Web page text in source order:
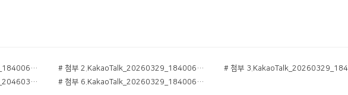
# 첨부 1.KakaoTalk_20260329_184006668_05.jpg # 첨부 2.KakaoTalk_20260329_184006668_02.jpg
# 첨부 5.KakaoTalk_20260329_204603270_09.jpg
# 첨부 6.KakaoTalk_20260329_184006668_16.jpg